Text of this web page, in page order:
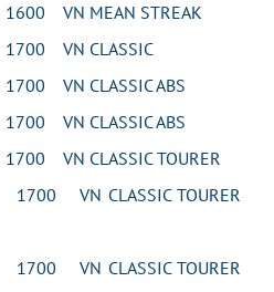
VN MEAN STREAK
VN CLASSIC
VN CLASSIC ABS
VN CLASSIC ABS
VN CLASSIC TOURER
VN CLASSIC TOURER
VN CLASSIC TOURER